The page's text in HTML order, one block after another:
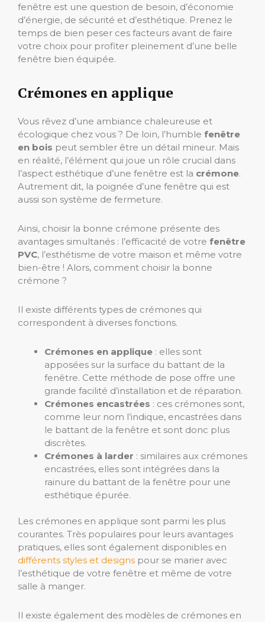
fenêtre est une question de besoin, d’économie
d’énergie, de sécurité et d’esthétique. Prenez le
temps de bien peser ces facteurs avant de faire
votre choix pour profiter pleinement d’une belle
fenêtre bien équipée.
Crémones en applique
Vous rêvez d’une ambiance chaleureuse et
écologique chez vous ? De loin, l’humble fenêtre
en bois peut sembler être un détail mineur. Mais
en réalité, l’élément qui joue un rôle crucial dans
l’aspect esthétique d’une fenêtre est la crémone.
Autrement dit, la poignée d’une fenêtre qui est
aussi son système de fermeture.
Ainsi, choisir la bonne crémone présente des
avantages simultanés : l’efficacité de votre fenêtre
PVC, l’esthétisme de votre maison et même votre
bien-être ! Alors, comment choisir la bonne
crémone ?
Il existe différents types de crémones qui
correspondent à diverses fonctions.
Crémones en applique : elles sont
apposées sur la surface du battant de la
fenêtre. Cette méthode de pose offre une
grande facilité d’installation et de réparation.
Crémones encastrées : ces crémones sont,
comme leur nom l’indique, encastrées dans
le battant de la fenêtre et sont donc plus
discrètes.
Crémones à larder : similaires aux crémones
encastrées, elles sont intégrées dans la
rainure du battant de la fenêtre pour une
esthétique épurée.
Les crémones en applique sont parmi les plus
courantes. Très populaires pour leurs avantages
pratiques, elles sont également disponibles en
différents styles et designs pour se marier avec
l’esthétique de votre fenêtre et même de votre
salle à manger.
Il existe également des modèles de crémones en